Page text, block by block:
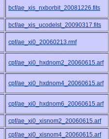
bcf/ae_xis_nxborbit_20081226.fits
bcf/ae_xis_ucodelst_20090317.fits
cpf/ae_xi0_20060213.rmf
cpf/ae_xi0_hxdnom2_20060615.arf
cpf/ae_xi0_hxdnom4_20060615.arf
cpf/ae_xi0_hxdnom6_20060615.arf
cpf/ae_xi0_xisnom2_20060615.arf
cpf/ae_xi0_xisnom4_20060615.arf